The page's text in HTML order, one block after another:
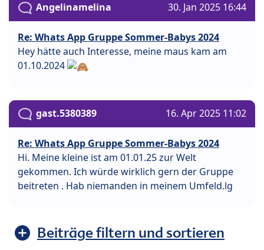
Angelinamelina 30. Jan 2025 16:44
Re: Whats App Gruppe Sommer-Babys 2024
Hey hätte auch Interesse, meine maus kam am
01.10.2024
gast.5380389 16. Apr 2025 11:02
Re: Whats App Gruppe Sommer-Babys 2024
Hi. Meine kleine ist am 01.01.25 zur Welt
gekommen. Ich würde wirklich gern der Gruppe
beitreten . Hab niemanden in meinem Umfeld.lg
Beiträge filtern und sortieren